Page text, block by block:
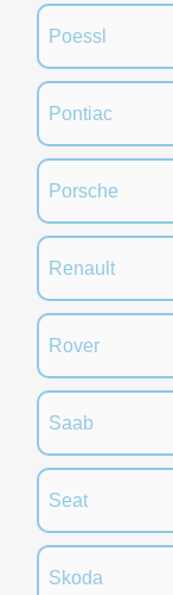
Poessl
Pontiac
Porsche
Renault
Rover
Saab
Seat
Skoda